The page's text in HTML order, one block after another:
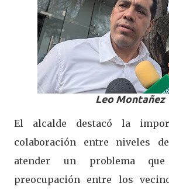
Leo Montañez
El alcalde destacó la
colaboración entre niveles
atender un problema
preocupación entre los